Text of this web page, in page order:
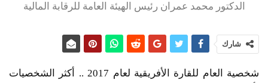
الدكتور محمد عمران رئيس الهيئة العامة للرقابة المالية
شارك
شخصية العام للقارة الأفريقية لعام 2017 .. أكثر الشخصيات